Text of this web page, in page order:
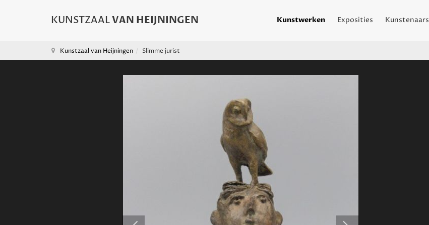
Kunstwerken Exposities Kunstenaars
Kunstzaal van Heijningen Slimme jurist